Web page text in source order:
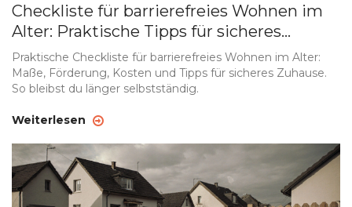
Checkliste für barrierefreies Wohnen im
Alter: Praktische Tipps für sicheres
Zuhause
Praktische Checkliste für barrierefreies Wohnen im Alter:
Maße, Förderung, Kosten und Tipps für sicheres Zuhause.
So bleibst du länger selbstständig.
Weiterlesen